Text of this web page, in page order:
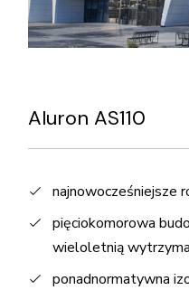
Aluron AS110
najnowocześniejsze
pięciokomorowa
wieloletnią
ponadnormatywna